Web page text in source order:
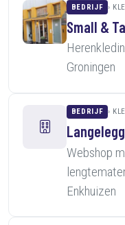
BEDRIJF
Small &
Groningen
BEDRIJF
Webshop
Enkhuizen